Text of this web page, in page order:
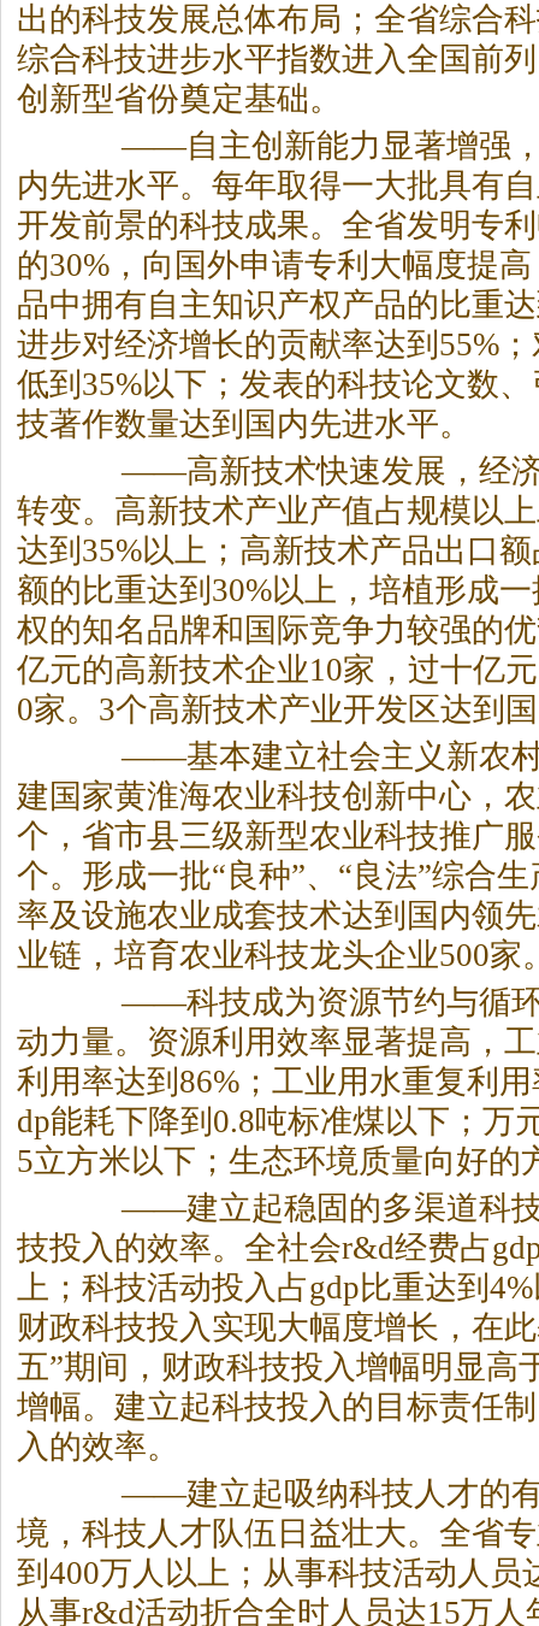
出的科技发展总体布局；全省综合
综合科技进步水平指数进入全国前
创新型省份奠定基础。
——自主创新能力显著增强，
内先进水平。每年取得一大批具有
开发前景的科技成果。全省发明专
的30%，向国外申请专利大幅度提
品中拥有自主知识产权产品的比重
进步对经济增长的贡献率达到55%
低到35%以下；发表的科技论文数
技著作数量达到国内先进水平。
——高新技术快速发展，经济
转变。高新技术产业产值占规模以
达到35%以上；高新技术产品出口
额的比重达到30%以上，培植形成
权的知名品牌和国际竞争力较强的
亿元的高新技术企业10家，过十亿
0家。3个高新技术产业开发区达到
——基本建立社会主义新农村
建国家黄淮海农业科技创新中心，
个，省市县三级新型农业科技推广
个。形成一批“良种”、“良法”综合
率及设施农业成套技术达到国内领
业链，培育农业科技龙头企业500家
——科技成为资源节约与循环
动力量。资源利用效率显著提高，
利用率达到86%；工业用水重复利
dp能耗下降到0.8吨标准煤以下；万
5立方米以下；生态环境质量向好的
——建立起稳固的多渠道科技
技投入的效率。全社会r&d经费占
上；科技活动投入占gdp比重达到
财政科技投入实现大幅度增长，在
五”期间，财政科技投入增幅明显高
增幅。建立起科技投入的目标责任
入的效率。
——建立起吸纳科技人才的有
境，科技人才队伍日益壮大。全省
到400万人以上；从事科技活动人员
从事r&d活动折合全时人员达15万人